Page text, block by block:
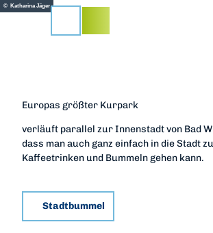
Z© Katharina Jäger
Europas größter Kurpark
verläuft parallel zur Innenstadt von Bad
dass man auch ganz einfach in die Stadt
Kaffeetrinken und Bummeln gehen kann.
Stadtbummel